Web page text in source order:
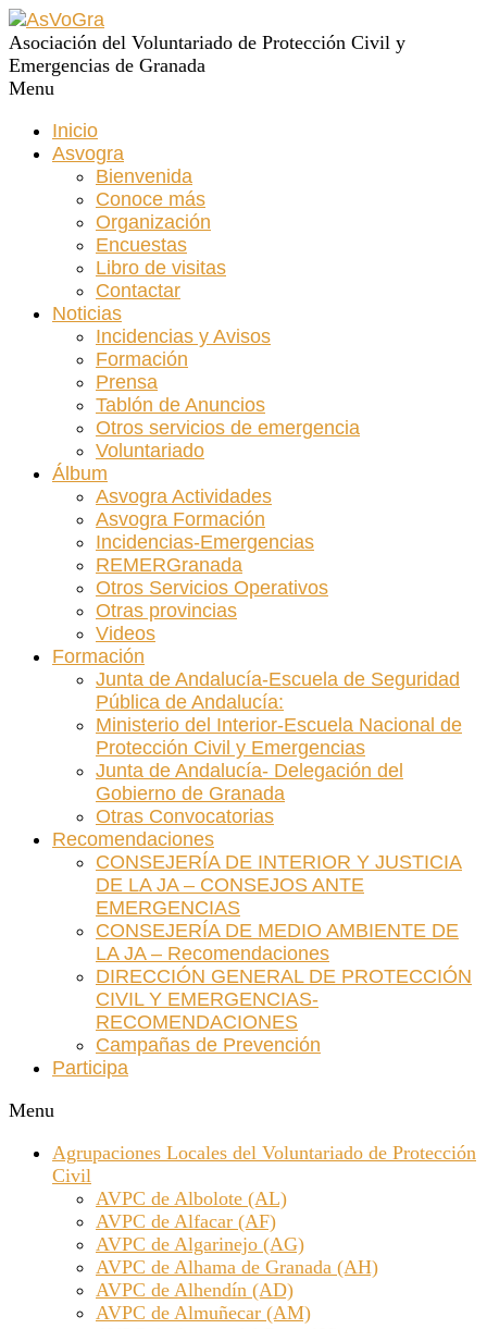
Asociación del Voluntariado de Protección Civil y
Emergencias de Granada
Menu
Inicio
Asvogra
Bienvenida
Conoce más
Organización
Encuestas
Libro de visitas
Contactar
Noticias
Incidencias y Avisos
Formación
Prensa
Tablón de Anuncios
Otros servicios de emergencia
Voluntariado
Álbum
Asvogra Actividades
Asvogra Formación
Incidencias-Emergencias
REMERGranada
Otros Servicios Operativos
Otras provincias
Videos
Formación
Junta de Andalucía-Escuela de Seguridad
Pública de Andalucía:
Ministerio del Interior-Escuela Nacional de
Protección Civil y Emergencias
Junta de Andalucía- Delegación del
Gobierno de Granada
Otras Convocatorias
Recomendaciones
CONSEJERÍA DE INTERIOR Y JUSTICIA
DE LA JA – CONSEJOS ANTE
EMERGENCIAS
CONSEJERÍA DE MEDIO AMBIENTE DE
LA JA – Recomendaciones
DIRECCIÓN GENERAL DE PROTECCIÓN
CIVIL Y EMERGENCIAS-
RECOMENDACIONES
Campañas de Prevención
Participa
Menu
Agrupaciones Locales del Voluntariado de Protección
Civil
AVPC de Albolote (AL)
AVPC de Alfacar (AF)
AVPC de Algarinejo (AG)
AVPC de Alhama de Granada (AH)
AVPC de Alhendín (AD)
AVPC de Almuñecar (AM)